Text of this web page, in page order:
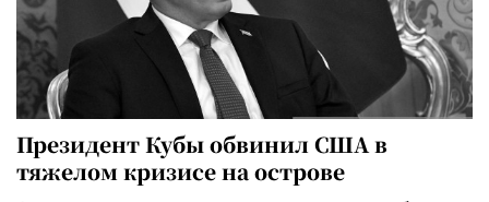
Президент Кубы обвинил США в
тяжелом кризисе на острове